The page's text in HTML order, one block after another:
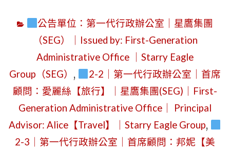
公告單位：第一代行政辦公室｜星鷹集團
（SEG）｜Issued by: First-Generation
Administrative Office ｜Starry Eagle
Group（SEG） ,
2-2｜第一代行政辦公室｜首席
顧問：愛麗絲【旅行】｜星鷹集團(SEG)｜First-
Generation Administrative Office｜ Principal
Advisor: Alice【Travel】｜Starry Eagle Group,
2-3｜第一代行政辦公室｜首席顧問：邦妮【美